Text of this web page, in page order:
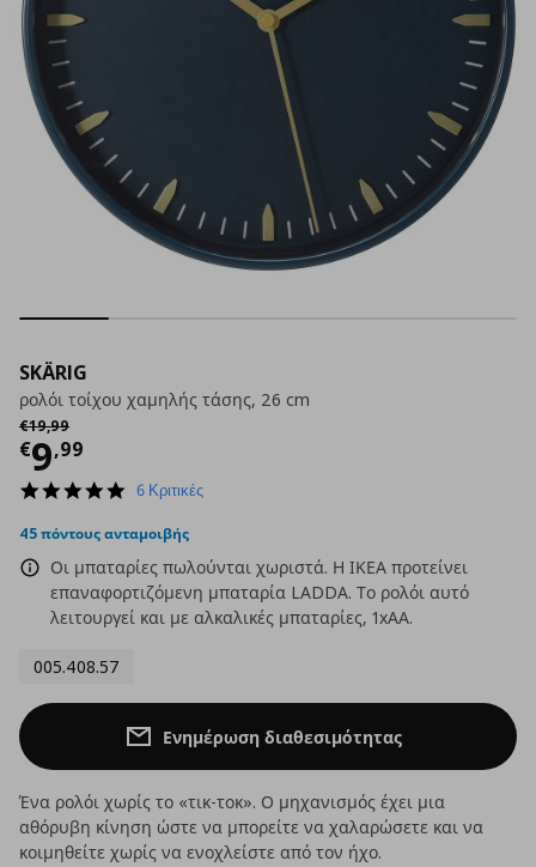
SKÄRIG
ρολόι τοίχου χαμηλής τάσης, 26 cm
€19,99
Αρχική τιμή
€9,99
Τρέχουσα τιμή
5.0
rating
6 Κριτικές
45 πόντους ανταμοιβής
Οι μπαταρίες πωλούνται χωριστά. Η ΙΚΕΑ προτείνει
επαναφορτιζόμενη μπαταρία LADDA. Το ρολόι αυτό
λειτουργεί και με αλκαλικές μπαταρίες, 1xΑΑ.
005.408.57
Ενημέρωση διαθεσιμότητας
Ένα ρολόι χωρίς το «τικ-τοκ». Ο μηχανισμός έχει μια
αθόρυβη κίνηση ώστε να μπορείτε να χαλαρώσετε και να
κοιμηθείτε χωρίς να ενοχλείστε από τον ήχο.